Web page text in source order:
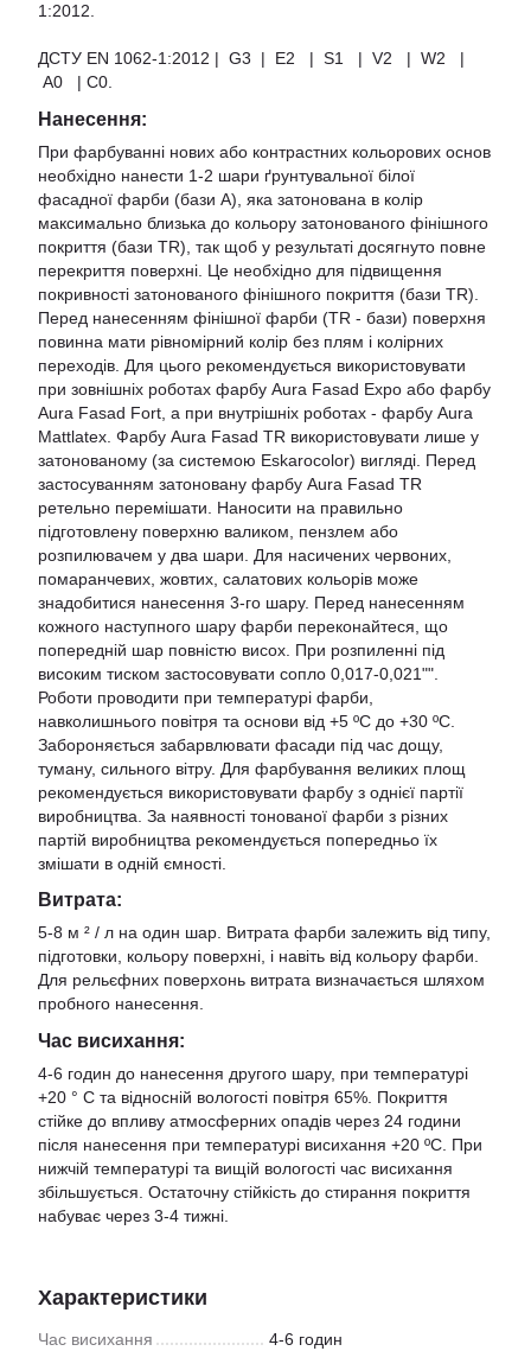
1:2012.
ДСТУ EN 1062-1:2012 | G3 | E2 | S1 | V2 | W2 |
A0 | С0.
Нанесення:
При фарбуванні нових або контрастних кольорових основ
необхідно нанести 1-2 шари ґрунтувальної білої
фасадної фарби (бази А), яка затонована в колір
максимально близька до кольору затонованого фінішного
покриття (бази TR), так щоб у результаті досягнуто повне
перекриття поверхні. Це необхідно для підвищення
покривності затонованого фінішного покриття (бази TR).
Перед нанесенням фінішної фарби (TR - бази) поверхня
повинна мати рівномірний колір без плям і колірних
переходів. Для цього рекомендується використовувати
при зовнішніх роботах фарбу Aura Fasad Expo або фарбу
Aura Fasad Fort, а при внутрішніх роботах - фарбу Aura
Mattlatex. Фарбу Aura Fasad TR використовувати лише у
затонованому (за системою Eskarocolor) вигляді. Перед
застосуванням затоновану фарбу Aura Fasad TR
ретельно перемішати. Наносити на правильно
підготовлену поверхню валиком, пензлем або
розпилювачем у два шари. Для насичених червоних,
помаранчевих, жовтих, салатових кольорів може
знадобитися нанесення 3-го шару. Перед нанесенням
кожного наступного шару фарби переконайтеся, що
попередній шар повністю висох. При розпиленні під
високим тиском застосовувати сопло 0,017-0,021"".
Роботи проводити при температурі фарби,
навколишнього повітря та основи від +5 ºС до +30 ºС.
Забороняється забарвлювати фасади під час дощу,
туману, сильного вітру. Для фарбування великих площ
рекомендується використовувати фарбу з однієї партії
виробництва. За наявності тонованої фарби з різних
партій виробництва рекомендується попередньо їх
змішати в одній ємності.
Витрата:
5-8 м ² / л на один шар. Витрата фарби залежить від типу,
підготовки, кольору поверхні, і навіть від кольору фарби.
Для рельєфних поверхонь витрата визначається шляхом
пробного нанесення.
Час висихання:
4-6 годин до нанесення другого шару, при температурі
+20 ° C та відносній вологості повітря 65%. Покриття
стійке до впливу атмосферних опадів через 24 години
після нанесення при температурі висихання +20 ºС. При
нижчій температурі та вищій вологості час висихання
збільшується. Остаточну стійкість до стирання покриття
набуває через 3-4 тижні.
Характеристики
Час висихання 4-6 годин